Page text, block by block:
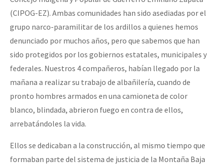
(CIPOG-EZ). Ambas comunidades han sido asediadas por el
grupo narco-paramilitar de los ardillos a quienes hemos
denunciado por muchos años, pero que sabemos que han
sido protegidos por los gobiernos estatales, municipales y
federales. Nuestros 4 compañeros, habían llegado por la
mañana a realizar su trabajo de albañilería, cuando de
pronto hombres armados en una camioneta de color
blanco, blindada, abrieron fuego en contra de ellos,
arrebatándoles la vida.
Ellos se dedicaban a la construcción, al mismo tiempo que
formaban parte del sistema de justicia de la Montaña Baja